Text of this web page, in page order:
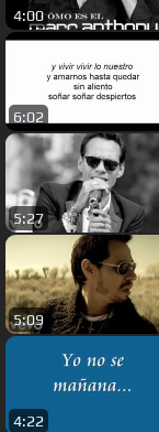
4:00
6:02
5:27
5:09
4:22